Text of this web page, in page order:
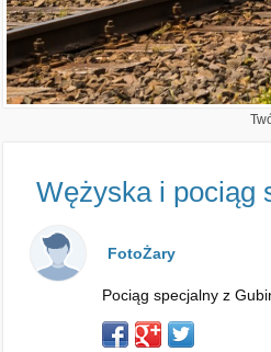
Wężyska i pociąg
FotoŻary
Pociąg specjalny z